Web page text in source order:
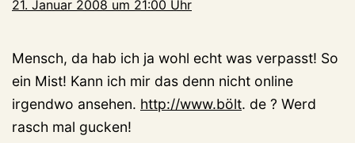
21. Januar 2008 um 21:00 Uhr
Mensch, da hab ich ja wohl echt was verpasst! So
ein Mist! Kann ich mir das denn nicht online
irgendwo ansehen. http://www.bölt. de ? Werd
rasch mal gucken!